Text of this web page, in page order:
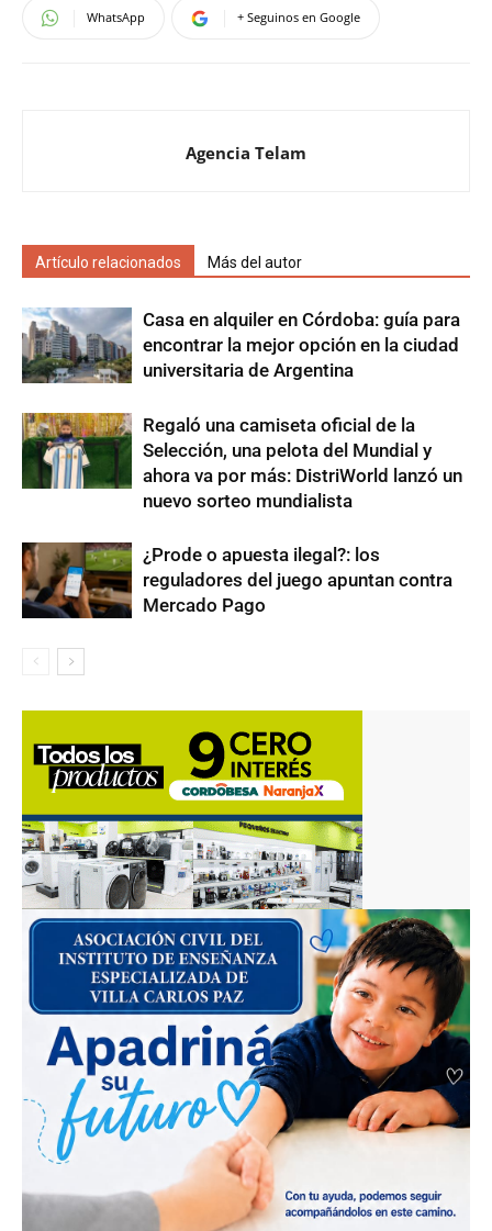
WhatsApp + Seguinos en Google
Agencia Telam
Artículo relacionados Más del autor
Casa en alquiler en Córdoba: guía para
encontrar la mejor opción en la ciudad
universitaria de Argentina
Regaló una camiseta oficial de la
Selección, una pelota del Mundial y
ahora va por más: DistriWorld lanzó un
nuevo sorteo mundialista
¿Prode o apuesta ilegal?: los
reguladores del juego apuntan contra
Mercado Pago